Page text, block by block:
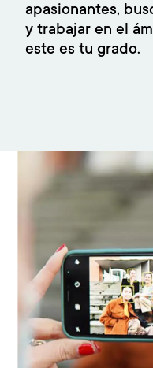
apasionantes,
y trabajar en el
este es tu grado.